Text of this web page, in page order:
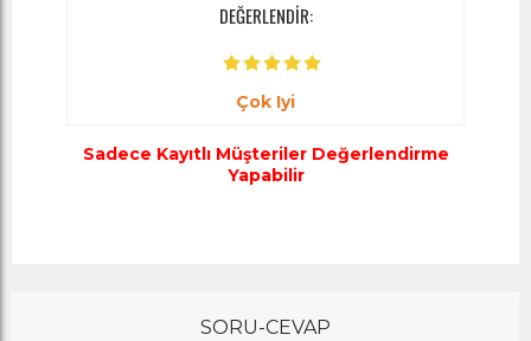
DEĞERLENDİR:
Çok Iyi
Sadece Kayıtlı Müşteriler Değerlendirme
Yapabilir
SORU-CEVAP